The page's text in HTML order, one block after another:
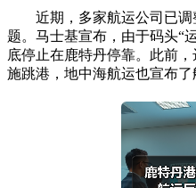
近期，多家航运公司已调
题。马士基宣布，由于码头“
底停止在鹿特丹停靠。此前
施跳港，地中海航运也宣布了